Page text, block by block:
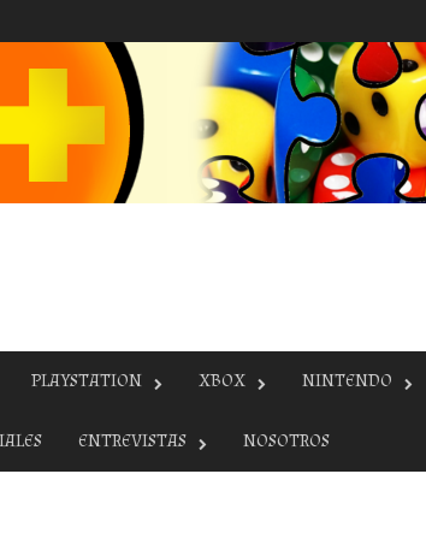
PLAYSTATION XBOX NINTENDO
ENTREVISTAS NOSOTROS